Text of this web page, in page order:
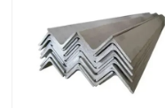
ভিডিও